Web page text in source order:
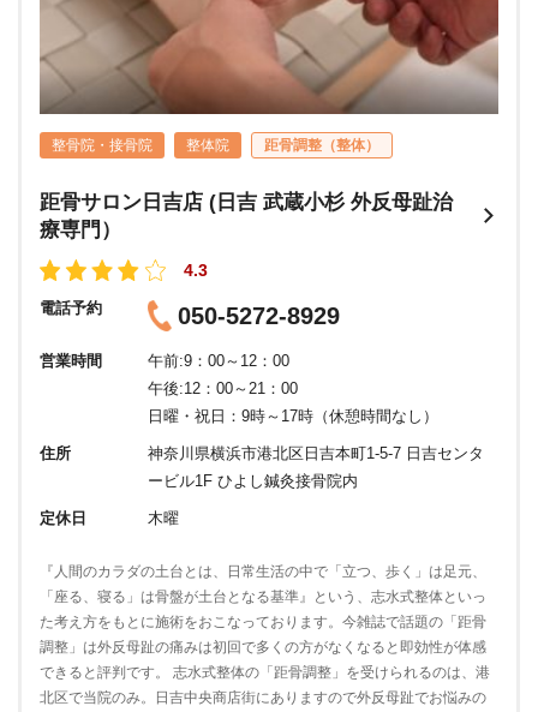
整骨院・接骨院 整体院 距骨調整（整体）
距骨サロン日吉店 (日吉 武蔵小杉 外反母趾治
療専門）
4.3
電話予約 050-5272-8929
営業時間
午前:9：00～12：00
午後:12：00～21：00
日曜・祝日：9時～17時（休憩時間なし）
住所
神奈川県横浜市港北区日吉本町1-5-7 日吉センタ
ービル1F ひよし鍼灸接骨院内
定休日 木曜
『人間のカラダの土台とは、日常生活の中で「立つ、歩く」は足元、
「座る、寝る」は骨盤が土台となる基準』という、志水式整体といっ
た考え方をもとに施術をおこなっております。今雑誌で話題の「距骨
調整」は外反母趾の痛みは初回で多くの方がなくなると即効性が体感
できると評判です。 志水式整体の「距骨調整」を受けられるのは、港
北区で当院のみ。日吉中央商店街にありますので外反母趾でお悩みの